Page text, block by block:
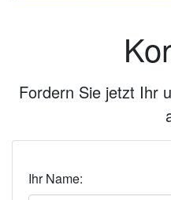
Fordern Sie jetzt Ihr
Ihr Name: